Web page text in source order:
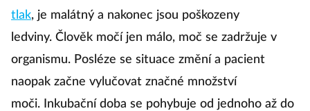
tlak, je malátný a nakonec jsou poškozeny
ledviny. Člověk močí jen málo, moč se zadržuje v
organismu. Posléze se situace změní a pacient
naopak začne vylučovat značné množství
moči. Inkubační doba se pohybuje od jednoho až do